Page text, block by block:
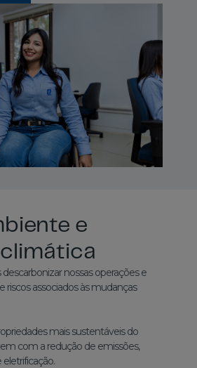
e
nossas operações e
riscos associados às mudanças
mais sustentáveis do
com a redução de emissões,